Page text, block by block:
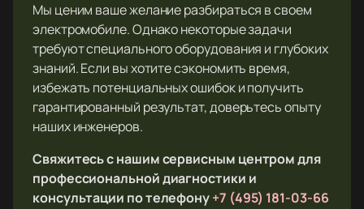
Мы ценим ваше желание разбираться в своем
электромобиле. Однако некоторые задачи
требуют специального оборудования и глубоких
знаний. Если вы хотите сэкономить время,
избежать потенциальных ошибок и получить
гарантированный результат, доверьтесь опыту
наших инженеров.
Свяжитесь с нашим сервисным центром для
профессиональной диагностики и
консультации по телефону+7 (495) 181-03-66